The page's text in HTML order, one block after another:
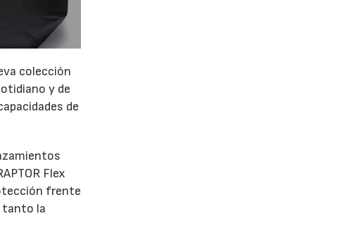
colección
y de
de
Flex
frente
tanto la